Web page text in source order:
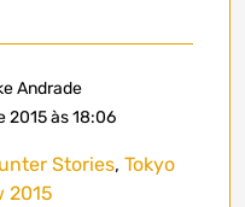
Andrade
2015 às 18:06
Stories, Tokyo
2015